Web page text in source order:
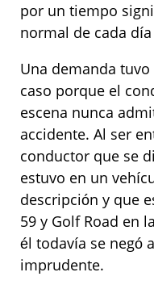
por un tiempo
normal de cada
Una demanda
caso porque el
escena nunca
accidente. Al ser
conductor que se
estuvo en un
descripción y que
59 y Golf Road en
él todavía se negó
imprudente.